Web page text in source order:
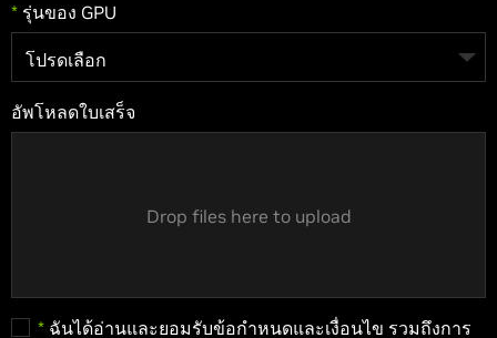
* รุ่นของ GPU
อัพโหลดใบเสร็จ
Drop files here to upload
* ฉันได้อ่านและยอมรับข้อกำหนดและเงื่อนไข รวมถึงการ